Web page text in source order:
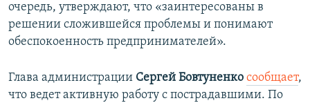
очередь, утверждают, что «заинтересованы в
решении сложившейся проблемы и понимают
обеспокоенность предпринимателей».
Глава администрации Сергей Бовтуненко сообщает,
что ведет активную работу с пострадавшими. По